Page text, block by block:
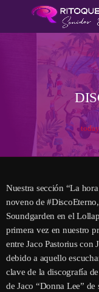
Nuestra sección “La
noveno de
Soundgarden en el
primera vez en nuestro
entre Jaco Pastorius con
debido a aquello
clave de la discografía
de Jaco “Donna Lee”